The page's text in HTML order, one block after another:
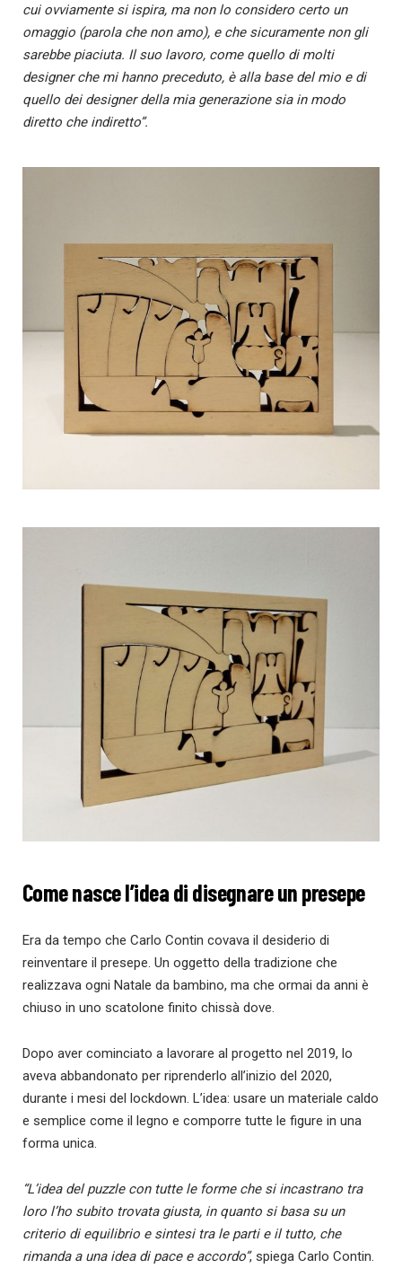
cui ovviamente si ispira, ma non lo considero certo un
omaggio (parola che non amo), e che sicuramente non gli
sarebbe piaciuta. Il suo lavoro, come quello di molti
designer che mi hanno preceduto, è alla base del mio e di
quello dei designer della mia generazione sia in modo
diretto che indiretto”.
Come nasce l’idea di disegnare un presepe
Era da tempo che Carlo Contin covava il desiderio di
reinventare il presepe. Un oggetto della tradizione che
realizzava ogni Natale da bambino, ma che ormai da anni è
chiuso in uno scatolone finito chissà dove.
Dopo aver cominciato a lavorare al progetto nel 2019, lo
aveva abbandonato per riprenderlo all’inizio del 2020,
durante i mesi del lockdown. L’idea: usare un materiale caldo
e semplice come il legno e comporre tutte le figure in una
forma unica.
“L’idea del puzzle con tutte le forme che si incastrano tra
loro l’ho subito trovata giusta, in quanto si basa su un
criterio di equilibrio e sintesi tra le parti e il tutto, che
rimanda a una idea di pace e accordo”, spiega Carlo Contin.